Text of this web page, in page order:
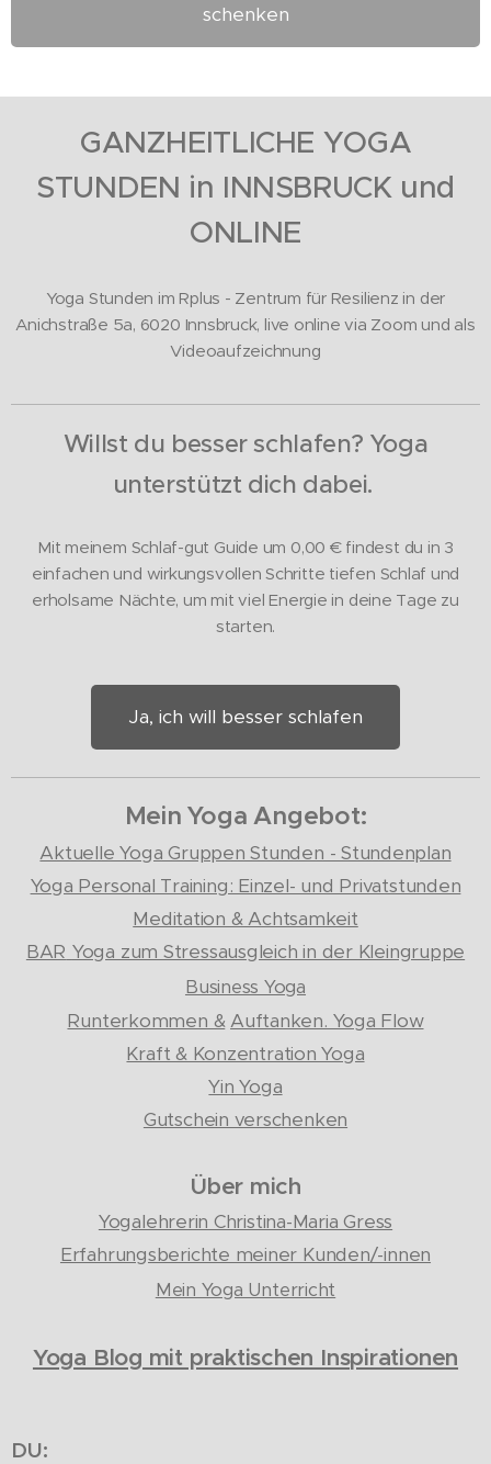
schenken
GANZHEITLICHE YOGA
STUNDEN in INNSBRUCK und
ONLINE
Yoga Stunden im Rplus - Zentrum für Resilienz in der
Anichstraße 5a, 6020 Innsbruck, live online via Zoom und als
Videoaufzeichnung
Willst du besser schlafen? Yoga
unterstützt dich dabei.
Mit meinem Schlaf-gut Guide um 0,00 € findest du in 3
einfachen und wirkungsvollen Schritte tiefen Schlaf und
erholsame Nächte, um mit viel Energie in deine Tage zu
starten.
Ja, ich will besser schlafen
Mein Yoga Angebot:
Aktuelle Yoga Gruppen Stunden - Stundenplan
Yoga Personal Training: Einzel- und Privatstunden
Meditation & Achtsamkeit
BAR Yoga zum Stressausgleich in der Kleingruppe
Business Yoga
Runterkommen & Auftanken. Yoga Flow
Kraft & Konzentration Yoga
Yin Yoga
Gutschein verschenken
Über mich
Yogalehrerin Christina-Maria Gress
Erfahrungsberichte meiner Kunden/-innen
Mein Yoga Unterricht
Yoga Blog mit praktischen Inspirationen
DU: